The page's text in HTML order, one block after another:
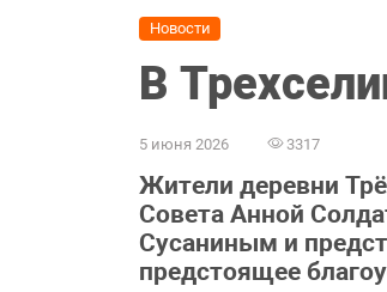
Новости
В
5 июня 2026 3317
Жители деревни
Совета Анной
Сусаниным и
предстоящее